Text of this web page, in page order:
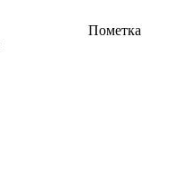
Пометка